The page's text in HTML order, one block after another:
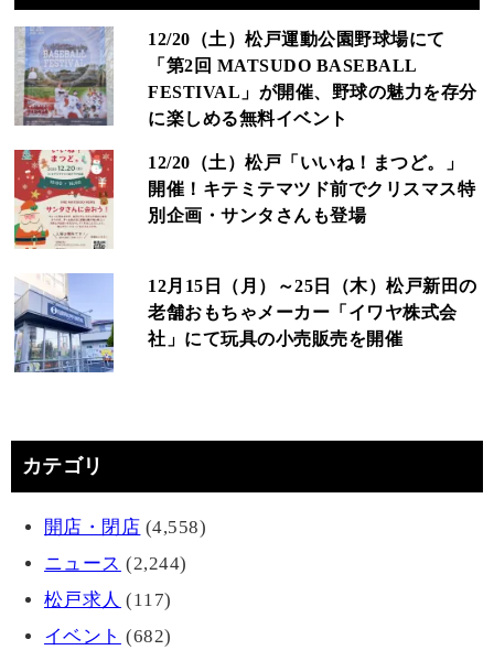
12/20（土）松戸運動公園野球場にて
「第2回 MATSUDO BASEBALL
FESTIVAL」が開催、野球の魅力を存分
に楽しめる無料イベント
12/20（土）松戸「いいね！まつど。」
開催！キテミテマツド前でクリスマス特
別企画・サンタさんも登場
12月15日（月）～25日（木）松戸新田の
老舗おもちゃメーカー「イワヤ株式会
社」にて玩具の小売販売を開催
カテゴリ
開店・閉店 (4,558)
ニュース (2,244)
松戸求人 (117)
イベント (682)